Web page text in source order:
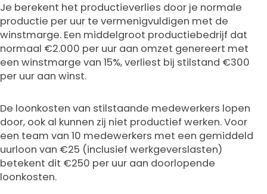
Je berekent het productieverlies door je normale
productie per uur te vermenigvuldigen met de
winstmarge. Een middelgroot productiebedrijf dat
normaal €2.000 per uur aan omzet genereert met
een winstmarge van 15%, verliest bij stilstand €300
per uur aan winst.
De loonkosten van stilstaande medewerkers lopen
door, ook al kunnen zij niet productief werken. Voor
een team van 10 medewerkers met een gemiddeld
uurloon van €25 (inclusief werkgeverslasten)
betekent dit €250 per uur aan doorlopende
loonkosten.